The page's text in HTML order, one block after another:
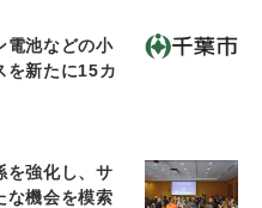
電池などの小
を新たに15カ
を強化し、サ
な機会を模索